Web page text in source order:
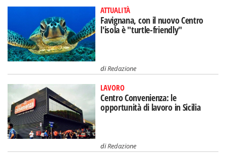
ATTUALITÀ
Favignana, con il nuovo Centro
l'isola è "turtle-friendly"
diRedazione
LAVORO
Centro Convenienza: le
opportunità di lavoro in Sicilia
diRedazione